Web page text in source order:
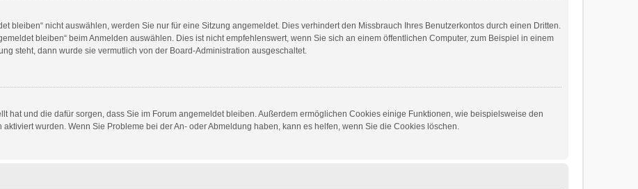
bleiben“ nicht auswählen, werden Sie nur für eine Sitzung angemeldet. Dies verhindert den Missbrauch Ihres Benutzerkontos durch einen Dritten.
bleiben“ beim Anmelden auswählen. Dies ist nicht empfehlenswert, wenn Sie sich an einem öffentlichen Computer, zum Beispiel in einem
steht, dann wurde sie vermutlich von der Board-Administration ausgeschaltet.
hat und die dafür sorgen, dass Sie im Forum angemeldet bleiben. Außerdem ermöglichen Cookies einige Funktionen, wie beispielsweise den
aktiviert wurden. Wenn Sie Probleme bei der An- oder Abmeldung haben, kann es helfen, wenn Sie die Cookies löschen.